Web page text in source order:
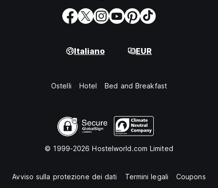
Italiano EUR
Ostelli Hotel Bed and Breakfast
© 1999-2026 Hostelworld.com Limited
Avviso sulla protezione dei dati Termini legali Coupons